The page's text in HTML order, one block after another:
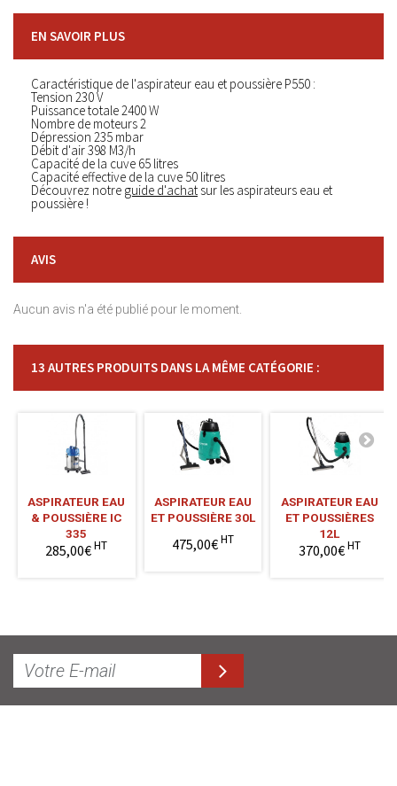
EN SAVOIR PLUS
Caractéristique de l'aspirateur eau et poussière P550 :
Tension 230 V
Puissance totale 2400 W
Nombre de moteurs 2
Dépression 235 mbar
Débit d'air 398 M3/h
Capacité de la cuve 65 litres
Capacité effective de la cuve 50 litres
Découvrez notre guide d'achat sur les aspirateurs eau et
poussière !
AVIS
Aucun avis n'a été publié pour le moment.
13 AUTRES PRODUITS DANS LA MÊME CATÉGORIE :
ASPIRATEUR EAU
& POUSSIÈRE IC
335
285,00€HT
ASPIRATEUR EAU
ET POUSSIÈRE 30L
475,00€HT
ASPIRATEUR EAU
ET POUSSIÈRES
12L
370,00€HT